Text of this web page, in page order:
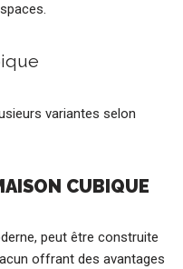
variantes selon
CUBIQUE
peut être construite
offrant des avantages